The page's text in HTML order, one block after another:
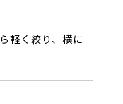
軽く絞り、横に